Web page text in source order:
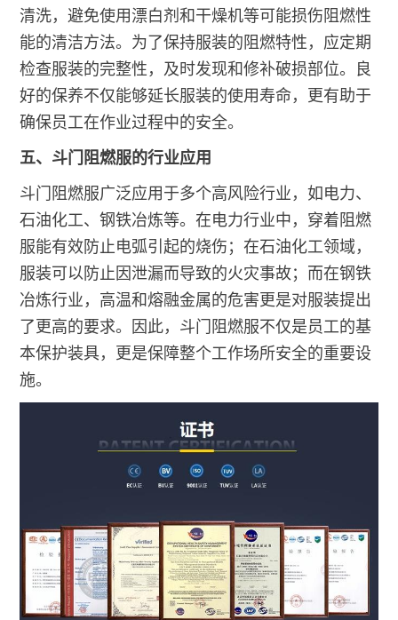
清洗，避免使用漂白剂和干燥机等可能损伤阻燃性
能的清洁方法。为了保持服装的阻燃特性，应定期
检查服装的完整性，及时发现和修补破损部位。良
好的保养不仅能够延长服装的使用寿命，更有助于
确保员工在作业过程中的安全。
五、斗门阻燃服的行业应用
斗门阻燃服广泛应用于多个高风险行业，如电力、
石油化工、钢铁冶炼等。在电力行业中，穿着阻燃
服能有效防止电弧引起的烧伤；在石油化工领域，
服装可以防止因泄漏而导致的火灾事故；而在钢铁
冶炼行业，高温和熔融金属的危害更是对服装提出
了更高的要求。因此，斗门阻燃服不仅是员工的基
本保护装具，更是保障整个工作场所安全的重要设
施。